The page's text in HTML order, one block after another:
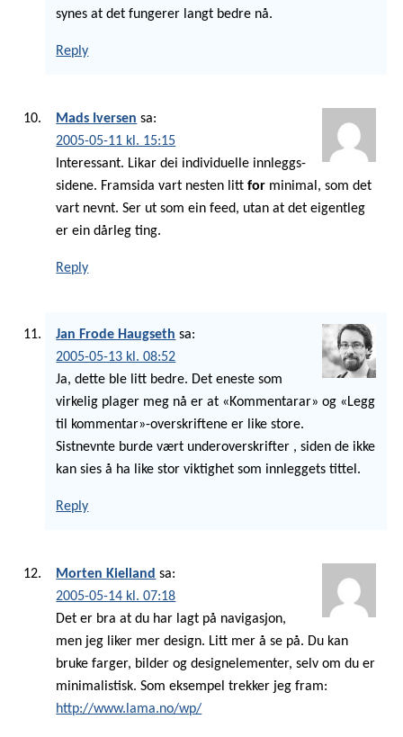
synes at det fungerer langt bedre nå.
Reply
Mads Iversen sa:
2005-05-11 kl. 15:15
Interessant. Likar dei individuelle innleggs-
sidene. Framsida vart nesten littfor minimal, som det
vart nevnt. Ser ut som ein feed, utan at det eigentleg
er ein dårleg ting.
Reply
Jan Frode Haugseth sa:
2005-05-13 kl. 08:52
Ja, dette ble litt bedre. Det eneste som
virkelig plager meg nå er at «Kommentarar» og «Legg
til kommentar»-overskriftene er like store.
Sistnevnte burde vært underoverskrifter , siden de ikke
kan sies å ha like stor viktighet som innleggets tittel.
Reply
Morten Kielland sa:
2005-05-14 kl. 07:18
Det er bra at du har lagt på navigasjon,
men jeg liker mer design. Litt mer å se på. Du kan
bruke farger, bilder og designelementer, selv om du er
minimalistisk. Som eksempel trekker jeg fram:
http://www.lama.no/wp/